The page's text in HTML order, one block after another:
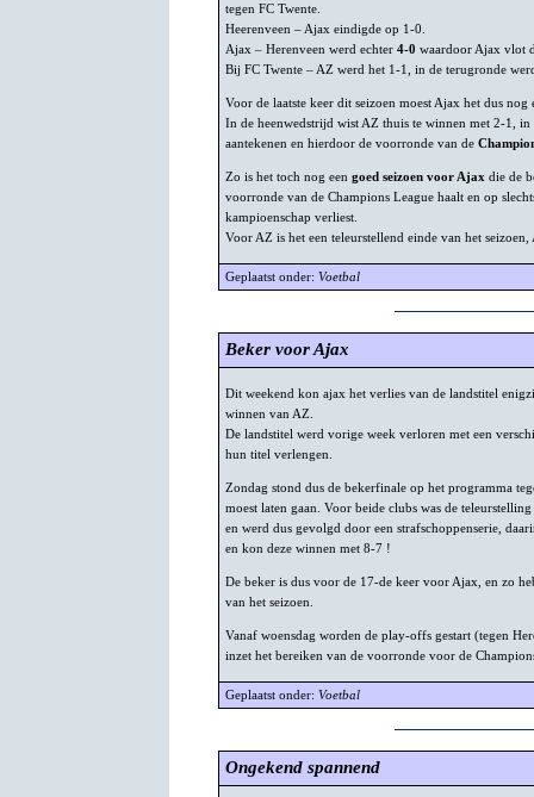
tegen FC Twente.
Heerenveen – Ajax eindigde op 1-0.
Ajax – Herenveen werd echter 4-0 waardoor Ajax vlot
Bij FC Twente – AZ werd het 1-1, in de terugronde
Voor de laatste keer dit seizoen moest Ajax het dus nog
In de heenwedstrijd wist AZ thuis te winnen met 2-1,
aantekenen en hierdoor de voorronde van de
Zo is het toch nog een goed seizoen voor Ajax die de
voorronde van de Champions League haalt en op
kampioenschap verliest.
Voor AZ is het een teleurstellend einde van het
Geplaatst onder: Voetbal
Beker voor Ajax
Dit weekend kon ajax het verlies van de landstitel
winnen van AZ.
De landstitel werd vorige week verloren met een
hun titel verlengen.
Zondag stond dus de bekerfinale op het programma
moest laten gaan. Voor beide clubs was de
en werd dus gevolgd door een strafschoppenserie,
en kon deze winnen met 8-7 !
De beker is dus voor de 17-de keer voor Ajax, en zo
van het seizoen.
Vanaf woensdag worden de play-offs gestart (tegen
inzet het bereiken van de voorronde voor de
Geplaatst onder: Voetbal
Ongekend spannend